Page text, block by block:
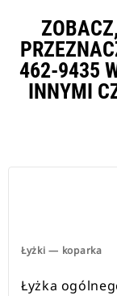
462-9435
INNYMI
Łyżki — koparka
Łyżka